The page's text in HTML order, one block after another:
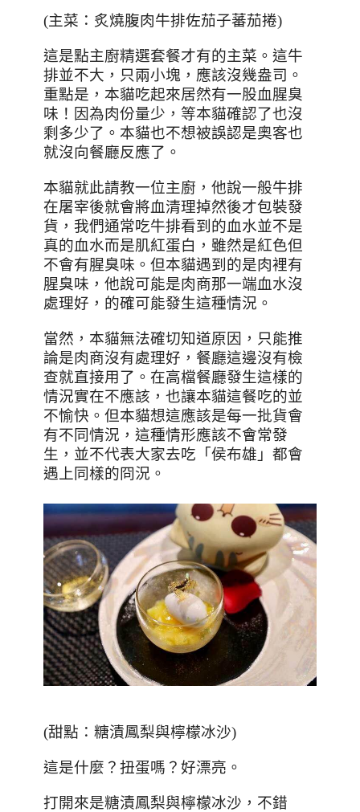
(主菜：炙燒腹肉牛排佐茄子蕃茄捲)
這是點主廚精選套餐才有的主菜。這牛
排並不大，只兩小塊，應該沒幾盎司。
重點是，本貓吃起來居然有一股血腥臭
味！因為肉份量少，等本貓確認了也沒
剩多少了。本貓也不想被誤認是奧客也
就沒向餐廳反應了。
本貓就此請教一位主廚，他說一般牛排
在屠宰後就會將血清理掉然後才包裝發
貨，我們通常吃牛排看到的血水並不是
真的血水而是肌紅蛋白，雖然是紅色但
不會有腥臭味。但本貓遇到的是肉裡有
腥臭味，他說可能是肉商那一端血水沒
處理好，的確可能發生這種情況。
當然，本貓無法確切知道原因，只能推
論是肉商沒有處理好，餐廳這邊沒有檢
查就直接用了。在高檔餐廳發生這樣的
情況實在不應該，也讓本貓這餐吃的並
不愉快。但本貓想這應該是每一批貨會
有不同情況，這種情形應該不會常發
生，並不代表大家去吃「侯布雄」都會
遇上同樣的冏況。
(甜點：糖漬鳳梨與檸檬冰沙)
這是什麼？扭蛋嗎？好漂亮。
打開來是糖漬鳳梨與檸檬冰沙，不錯